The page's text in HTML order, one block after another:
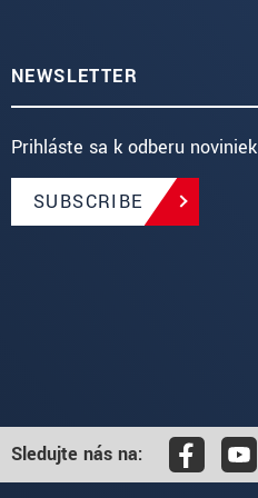
NEWSLETTER
Prihláste sa k odberu noviniek
SUBSCRIBE
Sledujte nás na: